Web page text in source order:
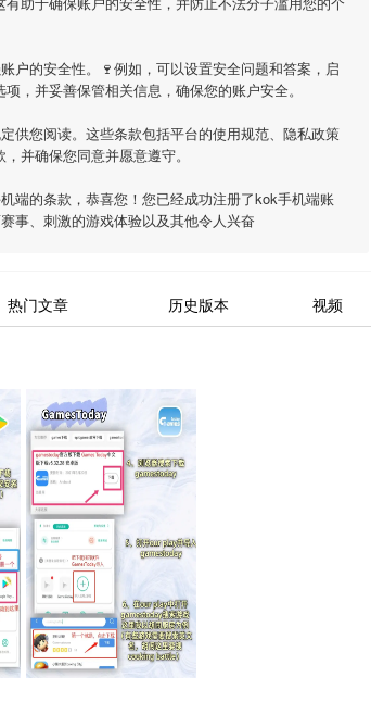
户的安全性。🍷例如，可以设置安全问题和答案，启
，并妥善保管相关信息，确保您的账户安全。
供您阅读。这些条款包括平台的使用规范、隐私政策
并确保您同意并愿意遵守。
端的条款，恭喜您！您已经成功注册了kok手机端账
事、刺激的游戏体验以及其他令人兴奋
热门文章 历史版本 视频